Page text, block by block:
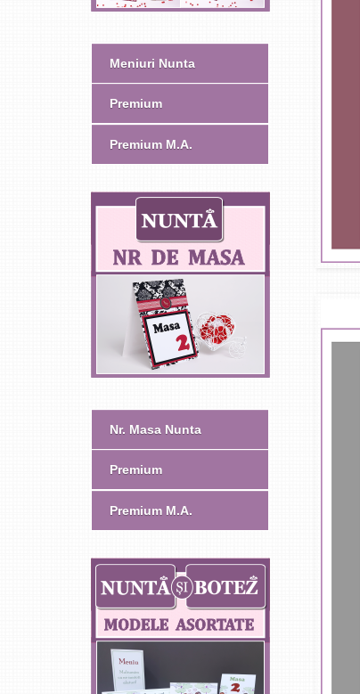
Meniuri Nunta
Premium
Premium M.A.
Nr. Masa Nunta
Premium
Premium M.A.